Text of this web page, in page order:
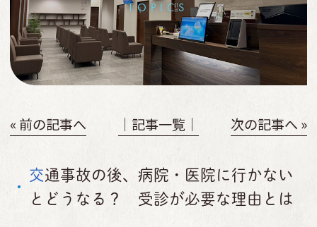
TOPICS
« 前の記事へ │記事一覧│ 次の記事へ »
交通事故の後、病院・医院に行かない
とどうなる？ 受診が必要な理由とは